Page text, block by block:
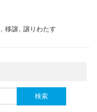
, 移譲, 譲りわたす